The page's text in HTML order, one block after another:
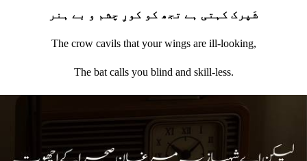
شَپرک کہتی ہے تجھ کو کورِ چشم و بے ہنر
The crow cavils that your wings are ill‐looking,
The bat calls you blind and skill‐less.